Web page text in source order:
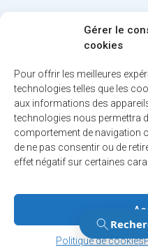
Gérer le
cookies
Pour offrir les meilleures
technologies telles que les
aux informations des
technologies nous permettra
comportement de navigation
de ne pas consentir ou de
effet négatif sur certaines
Politique de cookies
12001, boul. De
Québec, H9B 2A7
ville@ddo.qc.ca514 684-
© 2026. Tous droits réservés - Ville de
Politique de confidentialité
Engineered by Your web agency
Gérer le consentement
Gérer le consentement